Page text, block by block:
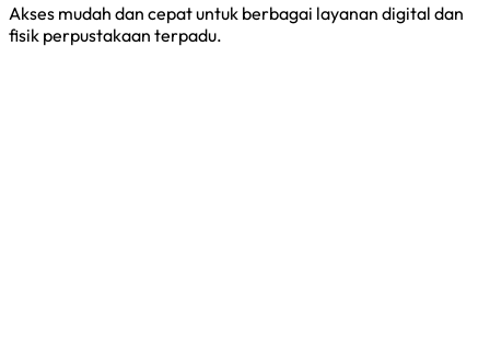
Akses mudah dan cepat untuk berbagai layanan digital dan
fisik perpustakaan terpadu.